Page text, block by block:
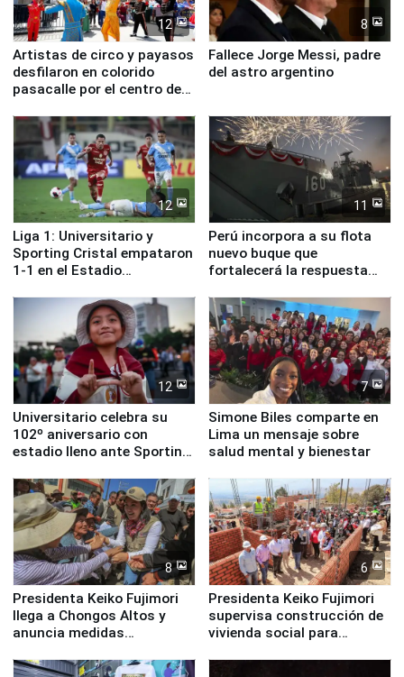
12
Artistas de circo y payasos
desfilaron en colorido
pasacalle por el centro de
8
Fallece Jorge Messi, padre
del astro argentino
12
Liga 1: Universitario y
Sporting Cristal empataron
1-1 en el Estadio
11
Perú incorpora a su flota
nuevo buque que
fortalecerá la respuesta
12
Universitario celebra su
102º aniversario con
estadio lleno ante Sporting
7
Simone Biles comparte en
Lima un mensaje sobre
salud mental y bienestar
8
Presidenta Keiko Fujimori
llega a Chongos Altos y
anuncia medidas
educación, salud y empleo
6
Presidenta Keiko Fujimori
supervisa construcción de
vivienda social para